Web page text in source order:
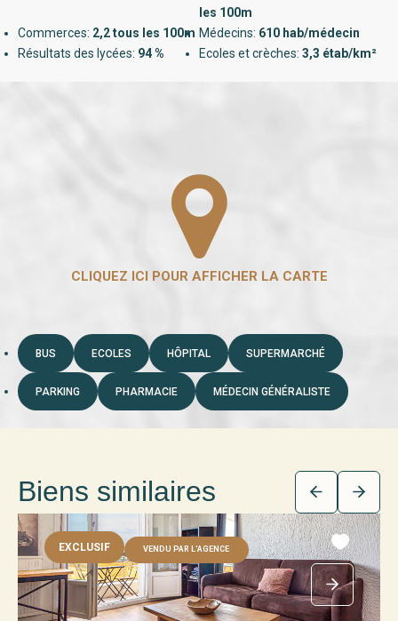
les 100m
Commerces: 2,2 tous les 100m Médecins: 610 hab/médecin
Résultats des lycées: 94 % Ecoles et crèches: 3,3 étab/km²
BUS ECOLES HÔPITAL SUPERMARCHÉ
PARKING PHARMACIE MÉDECIN GÉNÉRALISTE
Biens similaires
EXCLUSIF VENDU PAR L'AGENCE